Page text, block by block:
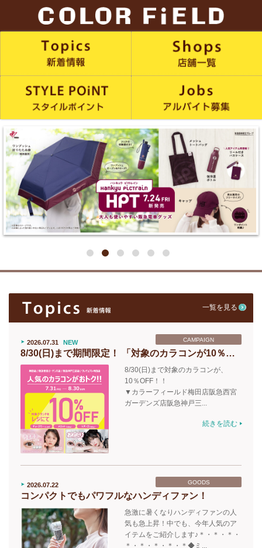
一覧を見る
2026.07.31 NEW CAMPAIGN
8/30(日)まで期間限定！ 「対象のカラコンが10％OFF♪」
8/30(日)まで対象のカラコンが、
10％OFF！！
▼カラーフィールド梅田店阪急西宮
ガーデンズ店阪急神戸三...
続きを読む
2026.07.22 GOODS
コンパクトでもパワフルなハンディファン！
急激に暑くなりハンディファンの人
気も急上昇！中でも、今年人気のア
イテムをご紹介します♪＊・＊・＊・
＊・＊・＊・＊・＊◆ミ...